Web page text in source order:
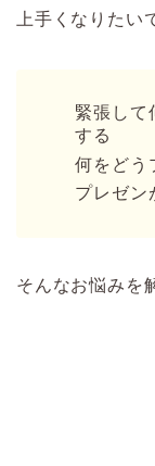
上手くなりたい
緊張して
する
何をどう
プレゼン
そんなお悩みを